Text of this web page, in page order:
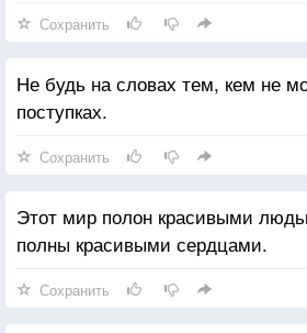
Сохранить
Не будь на словах тем, кем не
поступках.
Сохранить
Этот мир полон красивыми
полны красивыми сердцами.
Сохранить